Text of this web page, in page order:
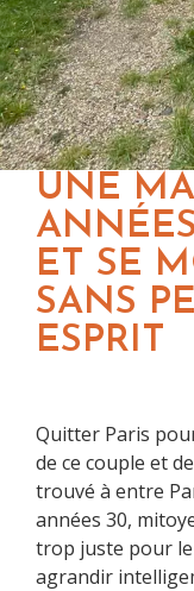
UNE
ET SE
SANS
ESPRIT
Quitter Paris
de ce couple et
trouvé à entre
années 30,
trop juste pour le
agrandir